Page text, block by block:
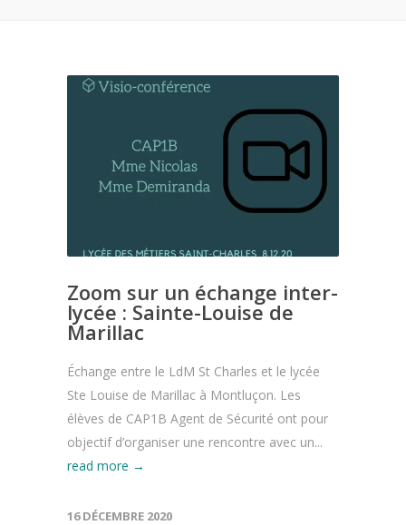
Zoom sur un échange inter-
lycée : Sainte-Louise de
Marillac
Échange entre le LdM St Charles et le lycée
Ste Louise de Marillac à Montluçon. Les
élèves de CAP1B Agent de Sécurité ont pour
objectif d’organiser une rencontre avec un...
read more →
16 DÉCEMBRE 2020